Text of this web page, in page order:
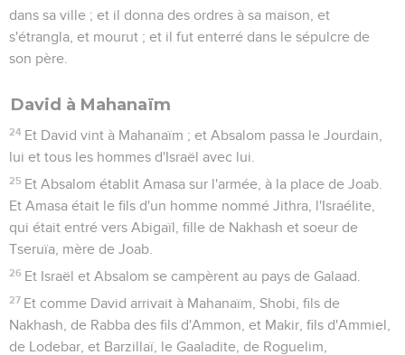
dans sa ville ; et il donna des ordres à sa maison, et
s'étrangla, et mourut ; et il fut enterré dans le sépulcre de
son père.
David à Mahanaïm
24 Et David vint à Mahanaïm ; et Absalom passa le Jourdain,
lui et tous les hommes d'Israël avec lui.
25 Et Absalom établit Amasa sur l'armée, à la place de Joab.
Et Amasa était le fils d'un homme nommé Jithra, l'Israélite,
qui était entré vers Abigaïl, fille de Nakhash et soeur de
Tseruïa, mère de Joab.
26 Et Israël et Absalom se campèrent au pays de Galaad.
27 Et comme David arrivait à Mahanaïm, Shobi, fils de
Nakhash, de Rabba des fils d'Ammon, et Makir, fils d'Ammiel,
de Lodebar, et Barzillaï, le Gaaladite, de Roguelim,